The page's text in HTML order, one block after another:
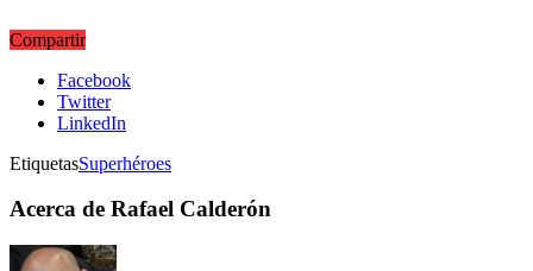
Compartir
Facebook
Twitter
LinkedIn
EtiquetasSuperhéroes
Acerca de Rafael Calderón